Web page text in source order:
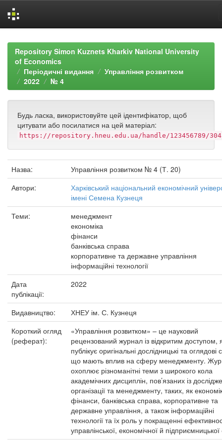
navigationRepository Simon Kuznets Kharkiv National University
of Economics
Періодичні видання
Управління розвитком
2022
№ 4
Будь ласка, використовуйте цей ідентифікатор, щоб
цитувати або посилатися на цей матеріал:
https://repository.hneu.edu.ua/handle/123456789/
Назва:
Управління розвитком № 4 (Т. 20)
Автори:
Харківський національний економічний
імені Семена Кузнеця
Теми:
менеджмент
економіка
фінанси
банківська справа
корпоративне та державне управління
інформаційні технології
Дата
публікації:
2022
Видавництво:
ХНЕУ ім. С. Кузнеця
Короткий огляд
(реферат):
«Управління розвитком» – це науковий
рецензований журнал із відкритим доступом,
публікує оригінальні дослідницькі та оглядові
що мають вплив на сферу менеджменту.
охоплює різноманітні теми з широкого кола
академічних дисциплін, пов’язаних із
організації та менеджменту, таких, як
фінанси, банківська справа, корпоративне та
державне управління, а також інформаційні
технології та їх роль у покращенні
управлінської, економічної й